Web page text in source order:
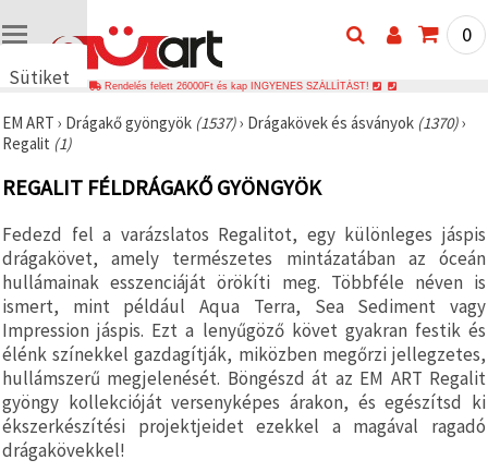
Sütiket
🍪 Cookie-
kat és
technológiákat
használunk
érdekében,
hogy
biztosítsuk
a weboldal
megfelelő
működését,
javítsuk az
Ön
felhasználói
élményét,
és az Ön
hozzájárulásával
elemezzük
a
0
Rendelés felett 26000Ft és kap INGYENES SZÁLLÍTÁST!
EM ART › Drágakő gyöngyök (1537)› Drágakövek és ásványok (1370)›
Regalit (1)
REGALIT FÉLDRÁGAKŐ GYÖNGYÖK
Fedezd fel a varázslatos Regalitot, egy különleges jáspis
drágakövet, amely természetes mintázatában az óceán
hullámainak esszenciáját örökíti meg. Többféle néven is
ismert, mint például Aqua Terra, Sea Sediment vagy
Impression jáspis. Ezt a lenyűgöző követ gyakran festik és
élénk színekkel gazdagítják, miközben megőrzi jellegzetes,
hullámszerű megjelenését. Böngészd át az EM ART Regalit
gyöngy kollekcióját versenyképes árakon, és egészítsd ki
ékszerkészítési projektjeidet ezekkel a magával ragadó
drágakövekkel!